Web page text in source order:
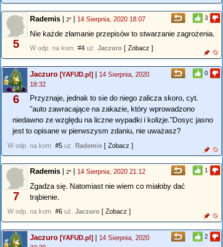
3
5
Rademis | 2* | 14 Sierpnia, 2020 18:07
Nie każde złamanie przepisów to stwarzanie zagrożenia.
W odp. na kom. #4 uż. Jaczuro [ Zobacz ]
0
6
Jaczuro [YAFUD.pl] | 14 Sierpnia, 2020
18:32
Przyznaje, jednak to sie do niego zalicza skoro, cyt.
"auto zawracające na zakazie, który wprowadzono
niedawno ze względu na liczne wypadki i kolizje."Dosyc jasno
jest to opisane w pierwszysm zdaniu, nie uważasz?
W odp. na kom. #5 uż. Rademis [ Zobacz ]
1
7
Rademis | 2* | 14 Sierpnia, 2020 21:12
Zgadza się. Natomiast nie wiem co miałoby dać
trąbienie.
W odp. na kom. #6 uż. Jaczuro [ Zobacz ]
2
Jaczuro [YAFUD.pl] | 14 Sierpnia, 2020